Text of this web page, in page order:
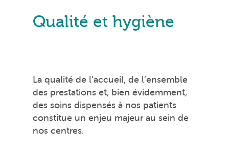
Qualité et hygiène
La qualité de l’accueil, de l’ensemble
des prestations et, bien évidemment,
des soins dispensés à nos patients
constitue un enjeu majeur au sein de
nos centres.